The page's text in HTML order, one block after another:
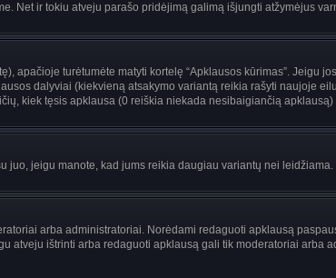
Net ir tokiu atveju parašo pridėjimą galimą išjungti atžymėjus
apačioje turėtumėte matyti kortelę “Apklausos kūrimas”.
dalyviai (kiekvieną atsakymo variantą reikia rašyti naujoje
kiek tęsis apklausa (0 reiškia niekada nesibaigiančią
juo, jeigu manote, kad jums reikia daugiau variantų nei leidžiama.
arba administratoriai. Norėdami redaguoti apklausą
atveju ištrinti arba redaguoti apklausą gali tik moderatoriai